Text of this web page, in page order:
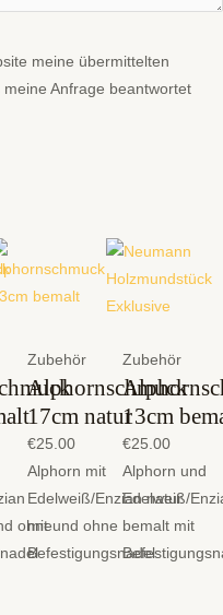
meine übermittelten
Anfrage beantwortet
ohne
Zubehör
Alphornschmuck
17cm natur
€25.00
Alphorn mit
Edelweiß/Enzian natur
mit und ohne
Befestigungsnadel
Zubehör
13cm
€25.00
Alphorn und
Edelweiß/
bemalt mit